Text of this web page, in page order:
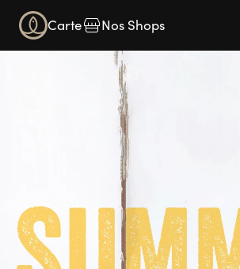
Carte Nos Shops